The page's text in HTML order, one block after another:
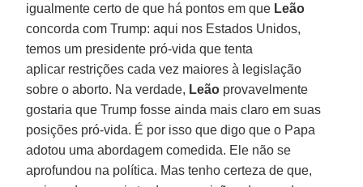
igualmente certo de que há pontos em que Leão
concorda com Trump: aqui nos Estados Unidos,
temos um presidente pró-vida que tenta
aplicar restrições cada vez maiores à legislação
sobre o aborto. Na verdade, Leão provavelmente
gostaria que Trump fosse ainda mais claro em suas
posições pró-vida. É por isso que digo que o Papa
adotou uma abordagem comedida. Ele não se
aprofundou na política. Mas tenho certeza de que,